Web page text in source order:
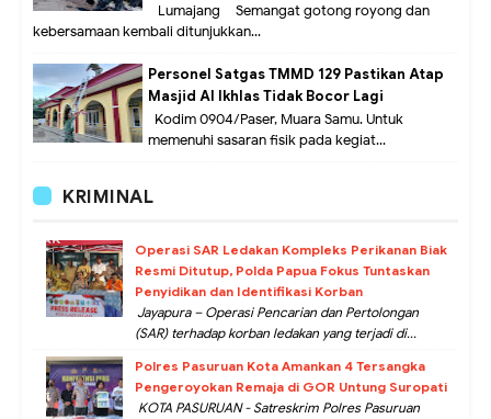
Lumajang – Semangat gotong royong dan
kebersamaan kembali ditunjukkan...
Personel Satgas TMMD 129 Pastikan Atap
Masjid Al Ikhlas Tidak Bocor Lagi
Kodim 0904/Paser, Muara Samu. Untuk
memenuhi sasaran fisik pada kegiat...
KRIMINAL
Operasi SAR Ledakan Kompleks Perikanan Biak
Resmi Ditutup, Polda Papua Fokus Tuntaskan
Penyidikan dan Identifikasi Korban
Jayapura – Operasi Pencarian dan Pertolongan
(SAR) terhadap korban ledakan yang terjadi di...
Polres Pasuruan Kota Amankan 4 Tersangka
Pengeroyokan Remaja di GOR Untung Suropati
KOTA PASURUAN - Satreskrim Polres Pasuruan